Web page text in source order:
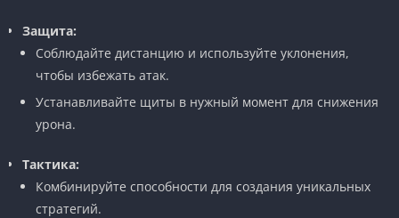
Защита:
Соблюдайте дистанцию и используйте уклонения,
чтобы избежать атак.
Устанавливайте щиты в нужный момент для снижения
урона.
Тактика:
Комбинируйте способности для создания уникальных
стратегий.